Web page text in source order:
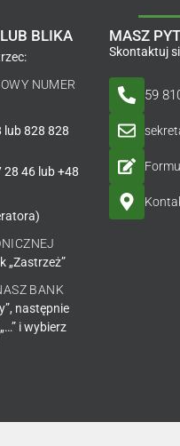
BLIKA
NUMER
lub 828 828
46 lub +48
„Zastrzeż”
BANK
następnie
i wybierz
MASZ
Skontaktuj
59